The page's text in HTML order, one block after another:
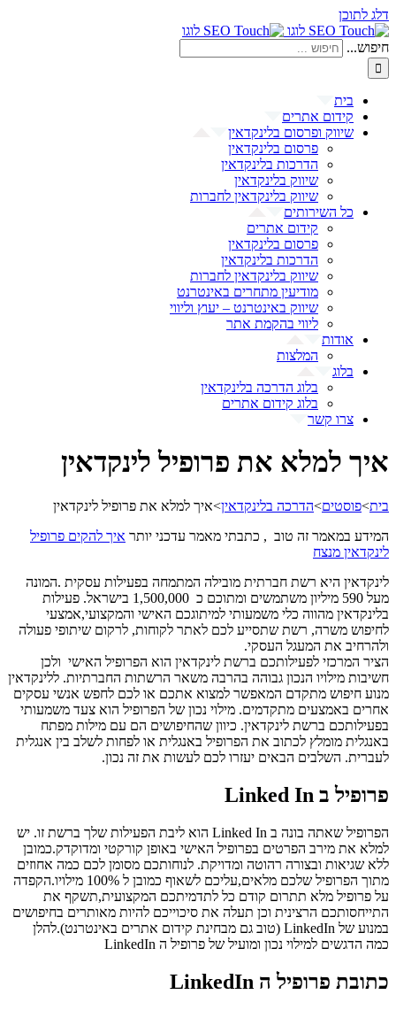
דלג לתוכן
חיפוש...
בית
קידום אתרים
שיווק ופרסום בלינקדאין
פרסום בלינקדאין
הדרכות בלינקדאין
שיווק בלינקדאין
שיווק בלינקדאין לחברות
כל השירותים
קידום אתרים
פרסום בלינקדאין
הדרכות בלינקדאין
שיווק בלינקדאין לחברות
מודיעין מתחרים באינטרנט
שיווק באינטרנט – יעוץ וליווי
ליווי בהקמת אתר
אודות
המלצות
בלוג
בלוג הדרכה בלינקדאין
בלוג קידום אתרים
צרו קשר
איך למלא את פרופיל לינקדאין
בית>פוסטים>הדרכה בלינקדאין>איך למלא את פרופיל לינקדאין
המידע במאמר זה טוב , כתבתי מאמר עדכני יותר איך להקים פרופיל
לינקדאין מנצח
לינקדאין היא רשת חברתית מובילה המתמחה בפעילות עסקית .המונה
מעל 590 מיליון משתמשים ומתוכם כ 1,500,000 בישראל. פעילות
בלינקדאין מהווה כלי משמעותי למיתוגכם האישי והמקצועי,אמצעי
לחיפוש משרה, רשת שתסייע לכם לאתר לקוחות, לרקום שיתופי פעולה
ולהרחיב את המעגל העסקי.
הציר המרכזי לפעילותכם ברשת לינקדאין הוא הפרופיל האישי ולכן
חשיבות מילויו הנכון גבוהה בהרבה משאר הרשתות החברתיות. ללינקדאין
מנוע חיפוש מתקדם המאפשר למצוא אתכם או לכם לחפש אנשי עסקים
אחרים באמצעים מתקדמים. מילוי נכון של הפרופיל הוא צעד משמעותי
בפעילותכם ברשת לינקדאין. כיוון שהחיפושים הם עם מילות מפתח
באנגלית מומלץ לכתוב את הפרופיל באנגלית או לפחות לשלב בין אנגלית
לעברית. השלבים הבאים יעזרו לכם לעשות את זה נכון.
פרופיל ב Linked In
הפרופיל שאתה בונה ב Linked In הוא ליבת הפעילות שלך ברשת זו. יש
למלא את מירב הפרטים בפרופיל האישי באופן קורקטי ומדוקדק.כמובן
ללא שגיאות ובצורה רהוטה ומדויקת. לנוחותכם מסומן לכם כמה אחוזים
מתוך הפרופיל שלכם מלאים,עליכם לשאוף כמובן ל 100% מילויו.הקפדה
על פרופיל מלא תתרום קודם כל לתדמיתכם המקצועית,תשקף את
התייחסותכם הרצינית וכן תעלה את סיכוייכם להיות מאותרים בחיפושים
במנוע של LinkedIn (טוב גם מבחינת קידום אתרים באינטרנט).להלן
כמה הדגשים למילוי נכון ומועיל של פרופיל ה LinkedIn
כתובת פרופיל ה LinkedIn